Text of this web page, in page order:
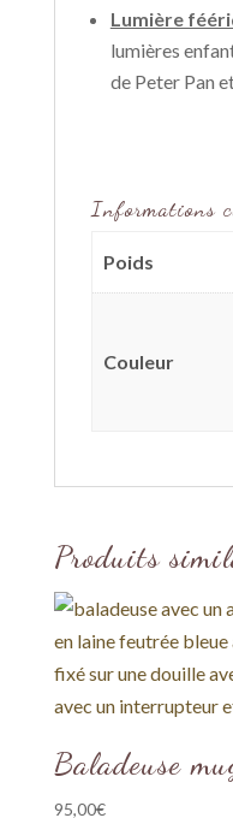
Lumière
lumières
de Peter Pan
Informations
Poids
Couleur
Produits
Baladeuse
95,00€